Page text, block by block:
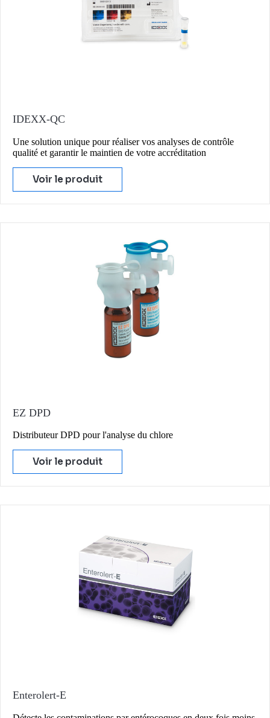
IDEXX-QC
Une solution unique pour réaliser vos analyses de contrôle
qualité et garantir le maintien de votre accréditation
Voir le produit
EZ DPD
Distributeur DPD pour l'analyse du chlore
Voir le produit
Enterolert-E